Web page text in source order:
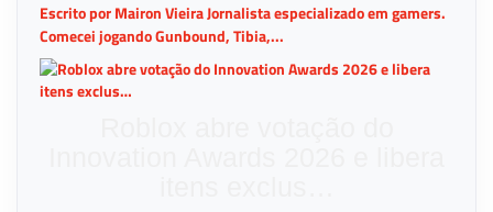
Escrito por Mairon Vieira Jornalista especializado em gamers.
Comecei jogando Gunbound, Tibia,...